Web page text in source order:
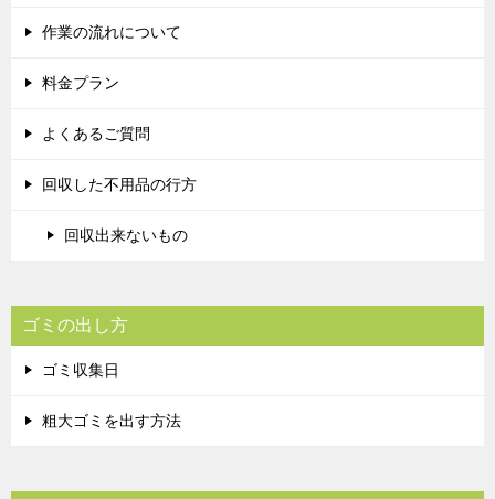
作業の流れについて
料金プラン
よくあるご質問
回収した不用品の行方
回収出来ないもの
ゴミの出し方
ゴミ収集日
粗大ゴミを出す方法